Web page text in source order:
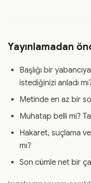
Yayınlamadan
Başlığı bir
istediğinizi anladı
Metinde en az bir
Muhatap belli mi?
Hakaret, suçlama
mı?
Son cümle net bir